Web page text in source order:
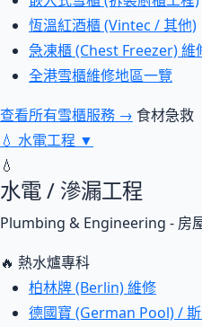
恆溫紅酒櫃 (Vintec / 其他)
急凍櫃 (Chest Freezer) 維
全港雪櫃維修地區一覽
查看所有雪櫃服務 → 食材急救
💧 水電工程 ▼
💧
水電 / 滲漏工程
Plumbing & Engineering - 房
🔥 熱水爐專科
柏林牌 (Berlin) 維修
德國寶 (German Pool) /